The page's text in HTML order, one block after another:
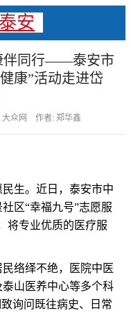
安
伴同行——泰安市
康”活动走进岱
大众网 作者: 郑华鑫
生。近日，泰安市中
区“幸福九号”志愿服
将专业优质的医疗服
络绎不绝，医院中医
山医养中心等多个科
询问既往病史、日常